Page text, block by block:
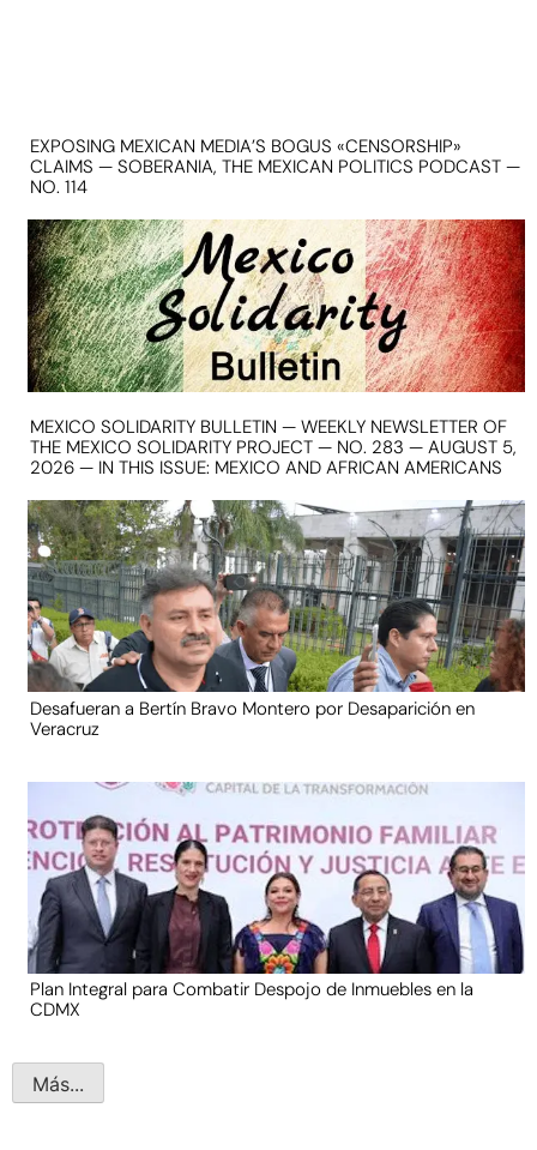
EXPOSING MEXICAN MEDIA’S BOGUS «CENSORSHIP»
CLAIMS — SOBERANIA, THE MEXICAN POLITICS PODCAST —
NO. 114
MEXICO SOLIDARITY BULLETIN — WEEKLY NEWSLETTER OF
THE MEXICO SOLIDARITY PROJECT — NO. 283 — AUGUST 5,
2026 — IN THIS ISSUE: MEXICO AND AFRICAN AMERICANS
Desafueran a Bertín Bravo Montero por Desaparición en
Veracruz
Plan Integral para Combatir Despojo de Inmuebles en la
CDMX
Más...